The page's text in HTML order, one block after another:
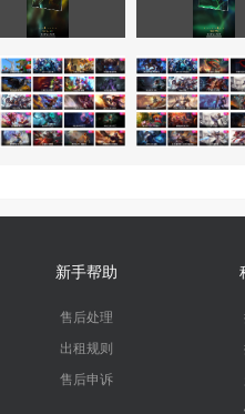
新手帮助
售后处理
出租规则
售后申诉